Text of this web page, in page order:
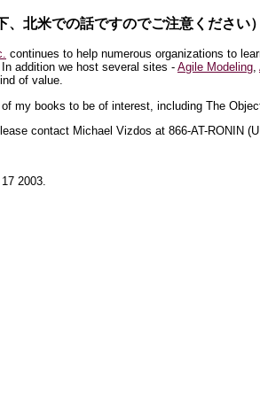
北米での話ですのでご注意ください
continues to help numerous organizations to
addition we host several sites - Agile Modeling,
of value.
my books to be of interest, including The
contact Michael Vizdos at 866-AT-RONIN
2003.